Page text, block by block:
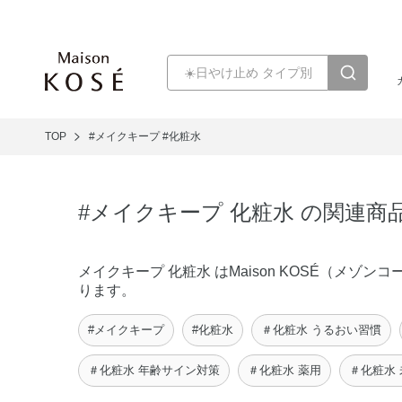
TOP #メイクキープ #化粧水
#メイクキープ 化粧水 の関連商
メイクキープ 化粧水 はMaison KOSÉ（メゾン
ります。
#メイクキープ #化粧水 ＃化粧水 うるおい習慣
＃化粧水 年齢サイン対策 ＃化粧水 薬用 ＃化粧水